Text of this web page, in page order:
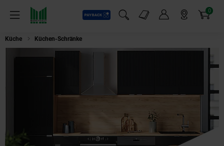
Menü
Payback
Suchfeld einblenden
Markt-Angebote 0
Artikel
Küche Küchen-Schränke